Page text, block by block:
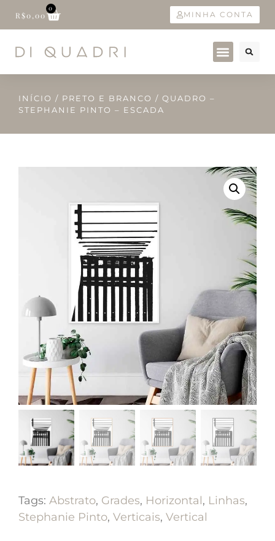
R$0,00
0
MINHA CONTA
INÍCIO / PRETO E BRANCO / QUADRO –
STEPHANIE PINTO – ESCADA
Tags: Abstrato, Grades, Horizontal, Linhas,
Stephanie Pinto, Verticais, Vertical